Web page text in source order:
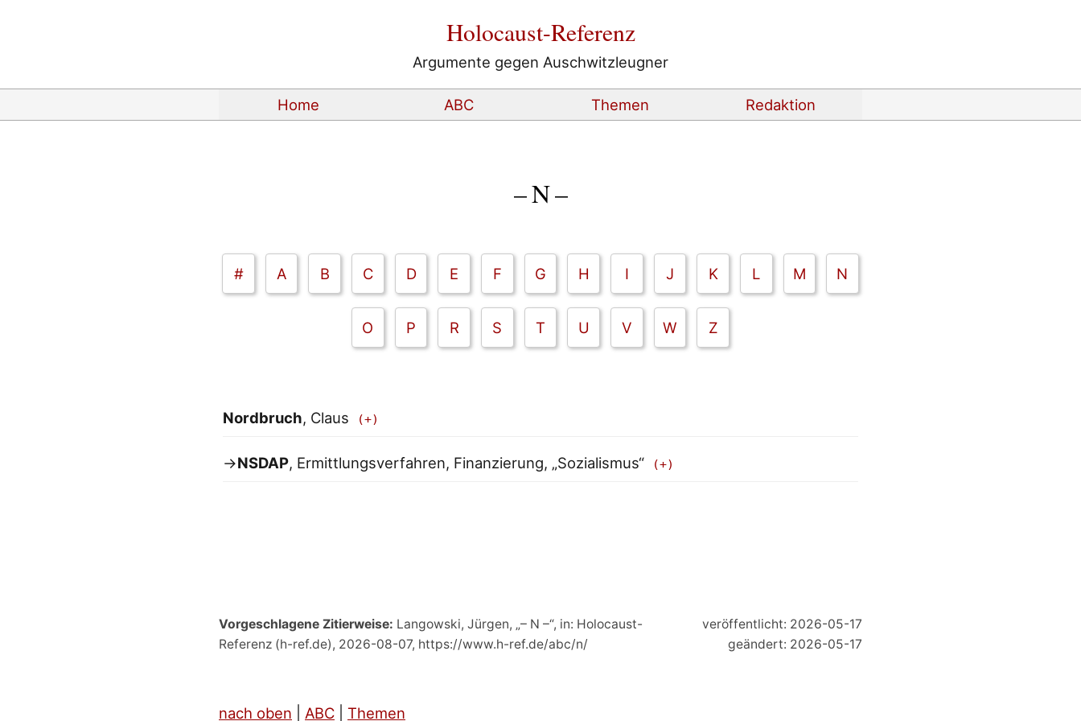
Holocaust-Referenz
Argumente gegen Auschwitzleugner
Home ABC Themen Redaktion
– N –
# A B C D E F G H I J K L M N
O P R S T U V W Z
Nordbruch, Claus
→NSDAP, Ermittlungsverfahren, Finanzierung, „Sozialismus“
Vorgeschlagene Zitierweise: Langowski, Jürgen, „– N –“, in: Holocaust-
Referenz (h-ref.de), 2026-08-07, https://www.h-ref.de/abc/n/
veröffentlicht: 2026-05-17
geändert: 2026-05-17
nach oben ABC Themen